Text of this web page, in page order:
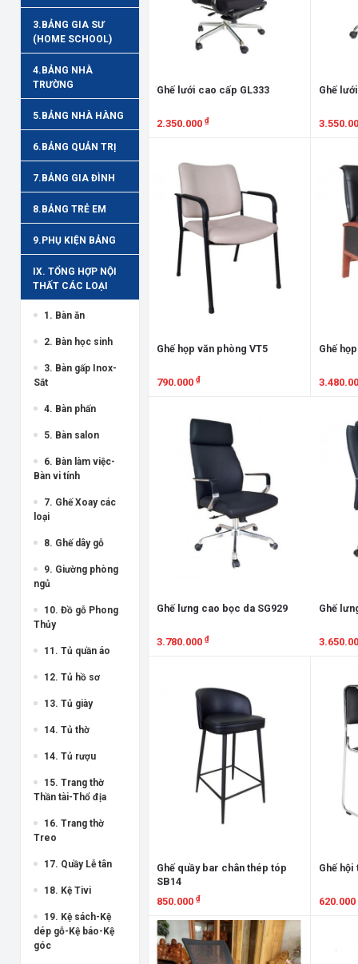
3.BẢNG GIA SƯ
(HOME SCHOOL)
4.BẢNG NHÀ
TRƯỜNG
5.BẢNG NHÀ HÀNG
6.BẢNG QUẢN TRỊ
7.BẢNG GIA ĐÌNH
8.BẢNG TRẺ EM
9.PHỤ KIỆN BẢNG
IX. TỔNG HỢP NỘI
THẤT CÁC LOẠI
1. Bàn ăn
2. Bàn học sinh
3. Bàn gấp Inox-
Sắt
4. Bàn phấn
5. Bàn salon
6. Bàn làm việc-
Bàn vi tính
7. Ghế Xoay các
loại
8. Ghế dây gỗ
9. Giường phòng
ngủ
10. Đồ gỗ Phong
Thủy
11. Tủ quần áo
12. Tủ hồ sơ
13. Tủ giày
14. Tủ thờ
14. Tủ rượu
15. Trang thờ
Thần tài-Thổ địa
16. Trang thờ
Treo
17. Quầy Lễ tân
18. Kệ Tivi
19. Kệ sách-Kệ
dép gỗ-Kệ báo-Kệ
góc
Ghế lưới cao cấp GL333
2.350.000 ₫
Ghế
Ghế họp văn phòng VT5
790.000 ₫
Ghế
Ghế lưng cao bọc da SG929
3.780.000 ₫
Ghế
Ghế quầy bar chân thép tóp
SB14
850.000 ₫
Xem chi tiết
Ghế hội
620.000